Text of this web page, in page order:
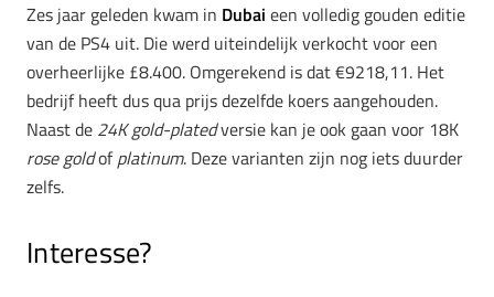
Zes jaar geleden kwam in Dubai een volledig gouden editie
van de PS4 uit. Die werd uiteindelijk verkocht voor een
overheerlijke £8.400. Omgerekend is dat €9218,11. Het
bedrijf heeft dus qua prijs dezelfde koers aangehouden.
Naast de 24K gold-platedversie kan je ook gaan voor 18K
rose goldofplatinum. Deze varianten zijn nog iets duurder
zelfs.
Interesse?